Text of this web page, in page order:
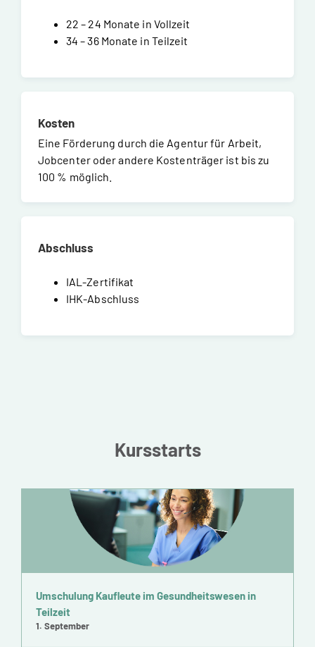
22 – 24 Monate in Vollzeit
34 – 36 Monate in Teilzeit
Kosten
Eine Förderung durch die Agentur für Arbeit,
Jobcenter oder andere Kostenträger ist bis zu
100 % möglich.
Abschluss
IAL-Zertifikat
IHK-Abschluss
Kursstarts
Umschulung Kaufleute im Gesundheitswesen in
Teilzeit
1. September